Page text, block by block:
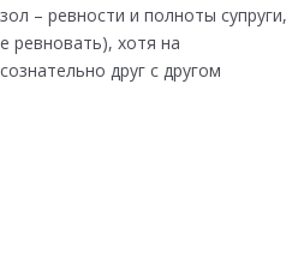
– ревности и полноты супруги,
ревновать), хотя на
друг с другом